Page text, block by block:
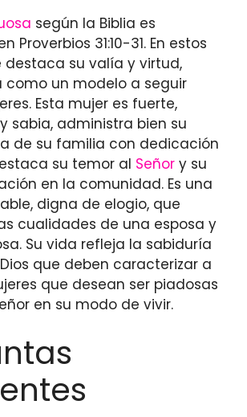
según la Biblia es
Proverbios 31:10-31. En estos
destaca su valía y virtud,
como un modelo a seguir
Esta mujer es fuerte,
sabia, administra bien su
de su familia con dedicación
su temor al Señor y su
en la comunidad. Es una
digna de elogio, que
cualidades de una esposa y
Su vida refleja la sabiduría
que deben caracterizar a
que desean ser piadosas
en su modo de vivir.